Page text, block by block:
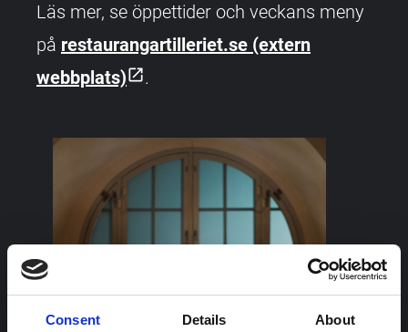
Consent Details About
Läs mer, se öppettider och veckans meny
på restaurangartilleriet.se (extern
webbplats)open_in_new.